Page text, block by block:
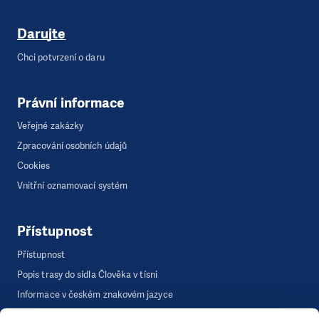
Darujte
Chci potvrzení o daru
Právní informace
Veřejné zakázky
Zpracování osobních údajů
Cookies
Vnitřní oznamovací systém
Přístupnost
Přístupnost
Popis trasy do sídla Člověka v tísni
Informace v českém znakovém jazyce